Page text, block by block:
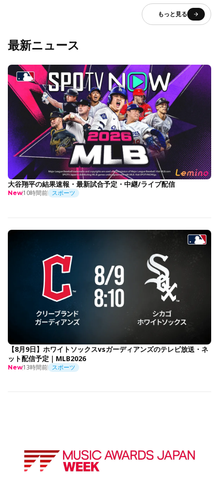
もっと見る
最新ニュース
大谷翔平の結果速報・最新試合予定・中継/ライブ配信
New10時間前 スポーツ
【8月9日】ホワイトソックスvsガーディアンズのテレビ放送・ネ
ット配信予定｜MLB2026
New13時間前 スポーツ